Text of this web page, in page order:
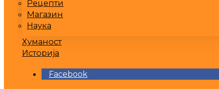
Рецепти
Магазин
Наука
Хуманост
Историја
Facebook